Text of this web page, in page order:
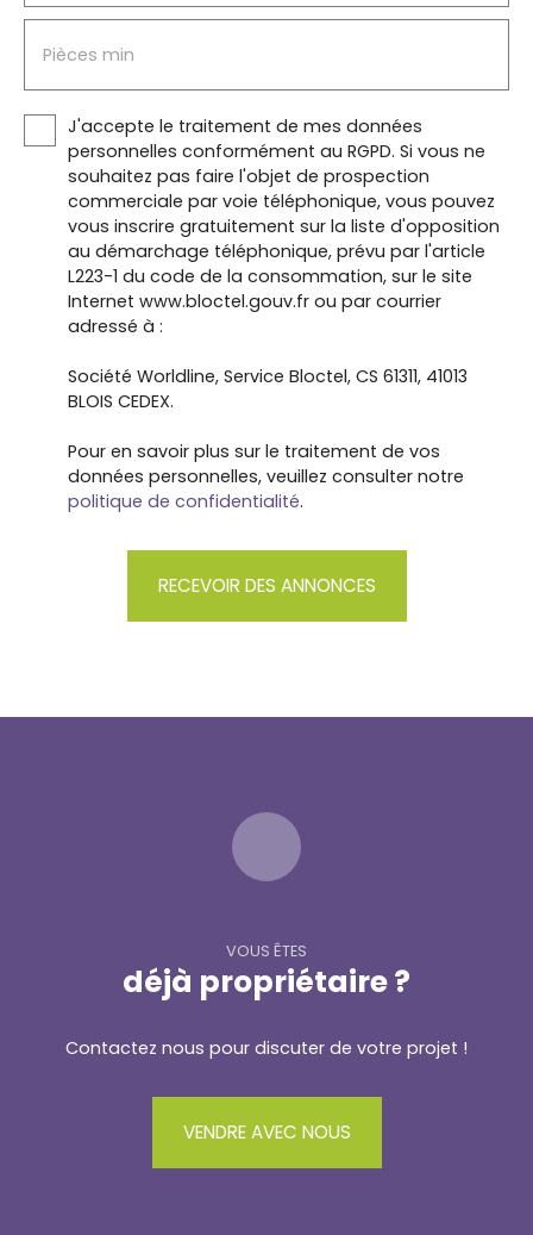
Pièces min
J'accepte le traitement de mes données
personnelles conformément au RGPD. Si vous ne
souhaitez pas faire l'objet de prospection
commerciale par voie téléphonique, vous pouvez
vous inscrire gratuitement sur la liste d'opposition
au démarchage téléphonique, prévu par l'article
L223-1 du code de la consommation, sur le site
Internet www.bloctel.gouv.fr ou par courrier
adressé à :
Société Worldline, Service Bloctel, CS 61311, 41013
BLOIS CEDEX.
Pour en savoir plus sur le traitement de vos
données personnelles, veuillez consulter notre
politique de confidentialité.
RECEVOIR DES ANNONCES
VOUS ÊTES
déjà propriétaire ?
Contactez nous pour discuter de votre projet !
VENDRE AVEC NOUS